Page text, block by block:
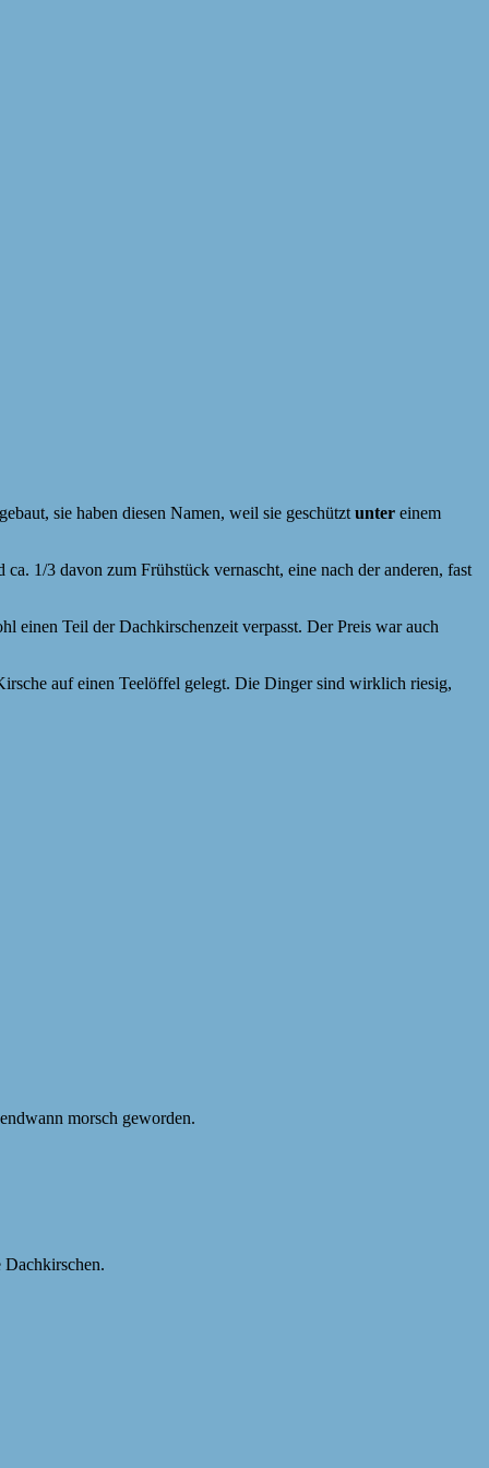
sie haben diesen Namen, weil sie geschützt unter einem
1/3 davon zum Frühstück vernascht, eine nach der anderen, fast
einen Teil der Dachkirschenzeit verpasst. Der Preis war auch
auf einen Teelöffel gelegt. Die Dinger sind wirklich riesig,
morsch geworden.